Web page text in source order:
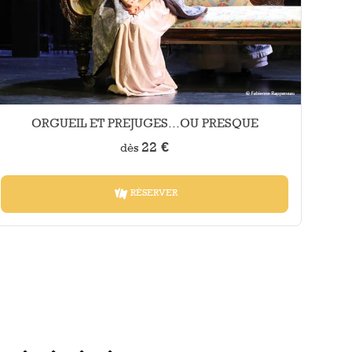
ORGUEIL ET PREJUGES...OU PRESQUE
dès 22 €
RÉSERVER